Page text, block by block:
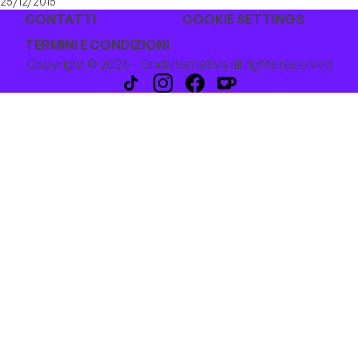
CONTATTI
COOKIE SETTINGS
TERMINI E CONDIZIONI
Copyright © 2026 - Ondalternativa all rights reserved